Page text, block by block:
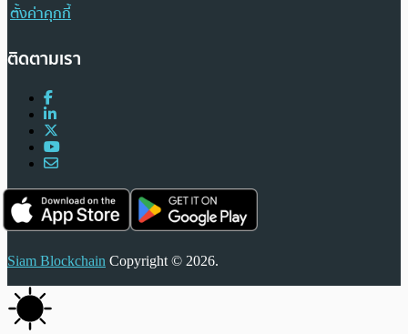
ตั้งค่าคุกกี้
ติดตามเรา
Siam Blockchain Copyright © 2026.